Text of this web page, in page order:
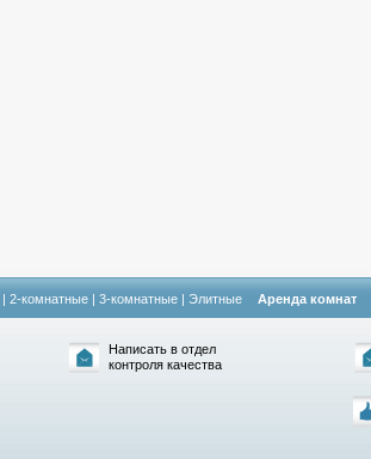
| 2-комнатные | 3-комнатные | Элитные Аренда комнат
Написать в отдел
контроля качества